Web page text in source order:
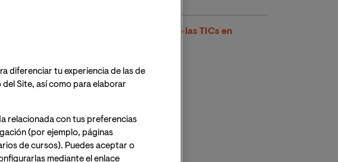
de
la
3 tipos de aplicaciones de las TICs en
diferenciar tu experiencia de las de
Site, así como para elaborar
relacionada con tus preferencias
(por ejemplo, páginas
de cursos). Puedes aceptar o
mediante el enlace